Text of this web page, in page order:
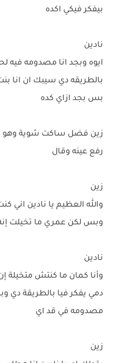
بيفكر فيكي اكده
نادين
ايوه وبجد انا مصدومه فيه
بالطريقه دي سيبك ان انا
بس بجد ازاي كده
زين فضل ساكت شوية وهو
رفع عينه وقال
زين
والله العظيم يا نادين اني
وبس لكن عمري ما تخيلت
نادين
وأنا كمان ما كنتش متخيلة
دمي يفكر فيا بالطريقة دي
مصدومه في قد اي
زين